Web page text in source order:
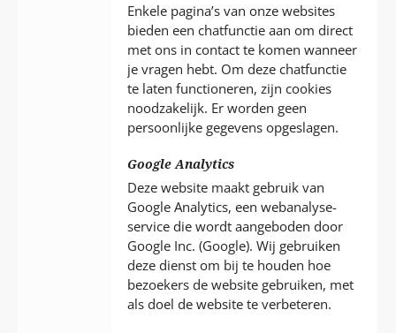
Enkele pagina’s van onze websites
bieden een chatfunctie aan om direct
met ons in contact te komen wanneer
je vragen hebt. Om deze chatfunctie
te laten functioneren, zijn cookies
noodzakelijk. Er worden geen
persoonlijke gegevens opgeslagen.
Google Analytics
Deze website maakt gebruik van
Google Analytics, een webanalyse-
service die wordt aangeboden door
Google Inc. (Google). Wij gebruiken
deze dienst om bij te houden hoe
bezoekers de website gebruiken, met
als doel de website te verbeteren.